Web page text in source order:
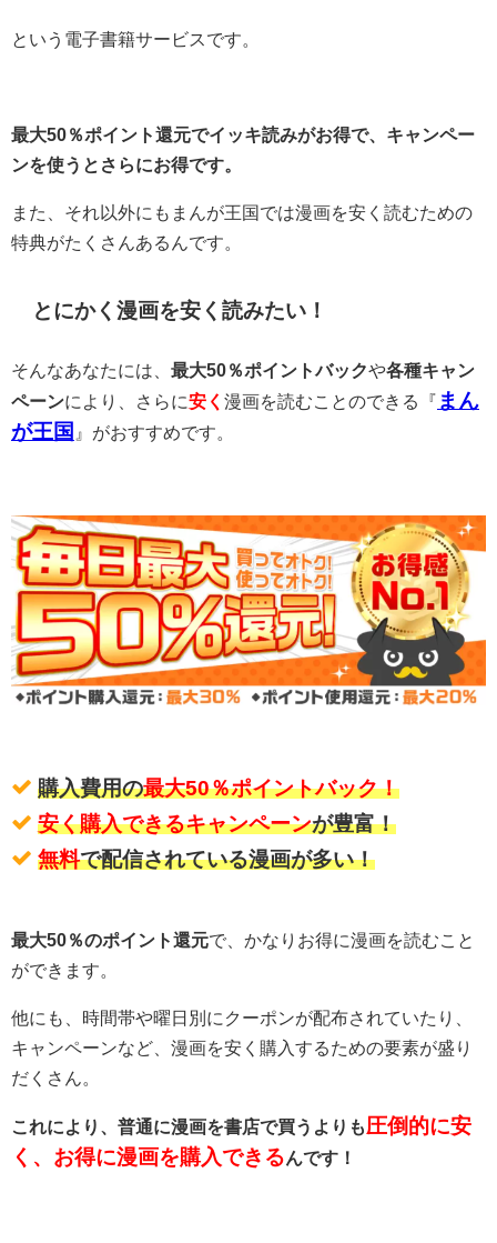
という電子書籍サービスです。
最大50％ポイント還元でイッキ読みがお得で、キャンペー
ンを使うとさらにお得です。
また、それ以外にもまんが王国では漫画を安く読むための
特典がたくさんあるんです。
とにかく漫画を安く読みたい！
そんなあなたには、 最大50％ポイントバックや各種キャン
ペーンにより、さらに安く 漫画を読むことのできる『 まん
が王国 』がおすすめです。
購入費用の最大50％ポイントバック！
安く購入できるキャンペーンが豊富！
無料で配信されている漫画が多い！
最大50％のポイント還元で、かなりお得に漫画を読むこと
ができます。
他にも、時間帯や曜日別にクーポンが配布されていたり、
キャンペーンなど、漫画を安く購入するための要素が盛り
だくさん。
これにより、普通に漫画を書店で買うよりも圧倒的に安
く、お得に漫画を購入できるんです！